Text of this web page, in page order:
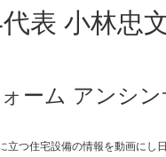
ーム アンシ
つ住宅設備の情報を動画にし